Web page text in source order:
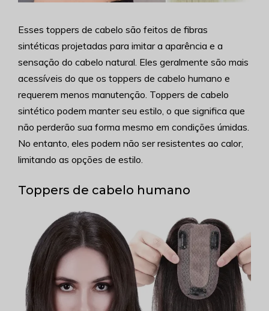
Esses toppers de cabelo são feitos de fibras
sintéticas projetadas para imitar a aparência e a
sensação do cabelo natural. Eles geralmente são mais
acessíveis do que os toppers de cabelo humano e
requerem menos manutenção. Toppers de cabelo
sintético podem manter seu estilo, o que significa que
não perderão sua forma mesmo em condições úmidas.
No entanto, eles podem não ser resistentes ao calor,
limitando as opções de estilo.
Toppers de cabelo humano